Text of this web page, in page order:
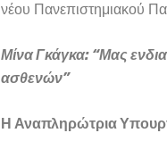
νέου Πανεπιστημιακού
Μίνα Γκάγκα: “Μας
ασθενών”
Η Αναπληρώτρια